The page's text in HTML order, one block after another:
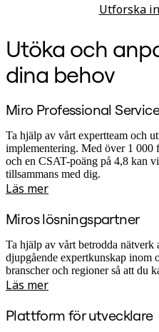
Utforska
Utöka och
dina behov
Miro Professional
Ta hjälp av vårt expertteam och
implementering. Med över 1 000
och en CSAT-poäng på 4,8 kan
tillsammans med dig.
Läs mer
Miros lösningspartner
Ta hjälp av vårt betrodda nätverk
djupgående expertkunskap inom
branscher och regioner så att du
Läs mer
Plattform för utvecklare